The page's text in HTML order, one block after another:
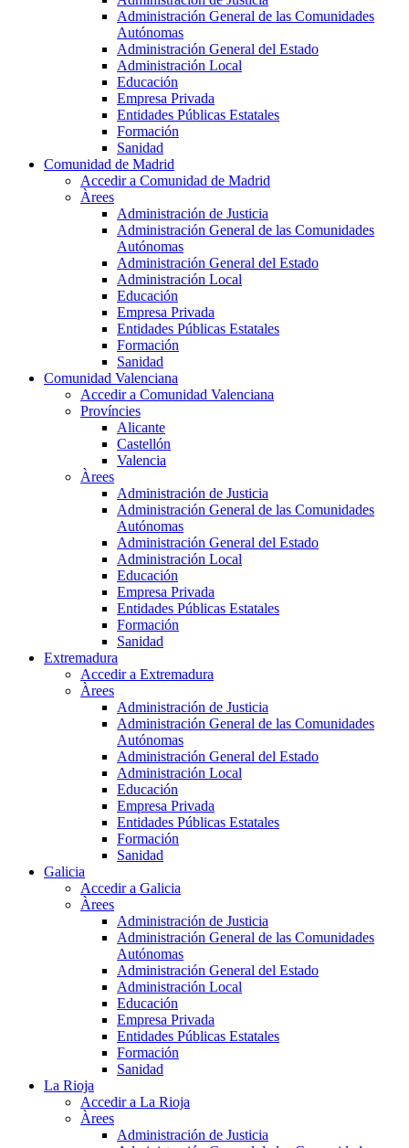
Administración General de las Comunidades
Autónomas
Administración General del Estado
Administración Local
Educación
Empresa Privada
Entidades Públicas Estatales
Formación
Sanidad
Comunidad de Madrid
Accedir a Comunidad de Madrid
Àrees
Administración de Justicia
Administración General de las Comunidades
Autónomas
Administración General del Estado
Administración Local
Educación
Empresa Privada
Entidades Públicas Estatales
Formación
Sanidad
Comunidad Valenciana
Accedir a Comunidad Valenciana
Províncies
Alicante
Castellón
Valencia
Àrees
Administración de Justicia
Administración General de las Comunidades
Autónomas
Administración General del Estado
Administración Local
Educación
Empresa Privada
Entidades Públicas Estatales
Formación
Sanidad
Extremadura
Accedir a Extremadura
Àrees
Administración de Justicia
Administración General de las Comunidades
Autónomas
Administración General del Estado
Administración Local
Educación
Empresa Privada
Entidades Públicas Estatales
Formación
Sanidad
Galicia
Accedir a Galicia
Àrees
Administración de Justicia
Administración General de las Comunidades
Autónomas
Administración General del Estado
Administración Local
Educación
Empresa Privada
Entidades Públicas Estatales
Formación
Sanidad
La Rioja
Accedir a La Rioja
Àrees
Administración de Justicia